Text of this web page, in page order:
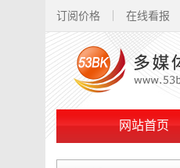
订阅价格 在线看报
网站首页